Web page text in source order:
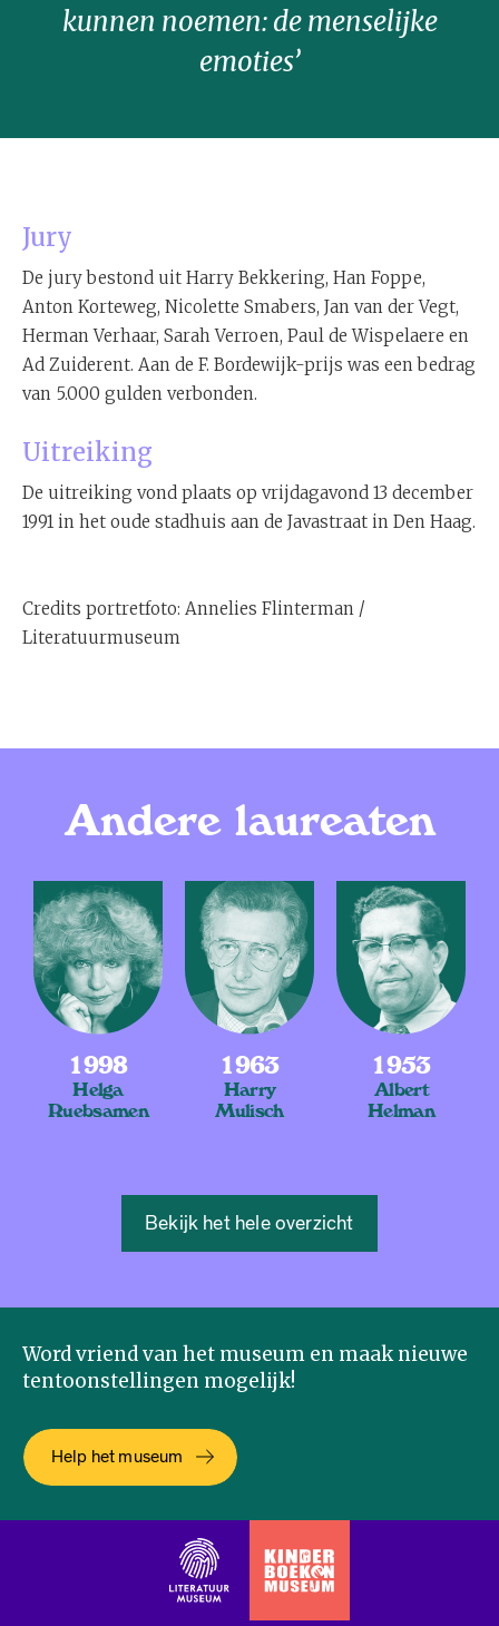
kunnen noemen: de menselijke
emoties’
Jury
De jury bestond uit Harry Bekkering, Han Foppe,
Anton Korteweg, Nicolette Smabers, Jan van der Vegt,
Herman Verhaar, Sarah Verroen, Paul de Wispelaere en
Ad Zuiderent. Aan de F. Bordewijk-prijs was een bedrag
van 5.000 gulden verbonden.
Uitreiking
De uitreiking vond plaats op vrijdagavond 13 december
1991 in het oude stadhuis aan de Javastraat in Den Haag.
Credits portretfoto: Annelies Flinterman /
Literatuurmuseum
Andere laureaten
1998
Helga
Ruebsamen
1963
Harry
Mulisch
1953
Albert
Helman
Bekijk het hele overzicht
Word vriend van het museum en maak nieuwe
tentoonstellingen mogelijk!
Help het museum